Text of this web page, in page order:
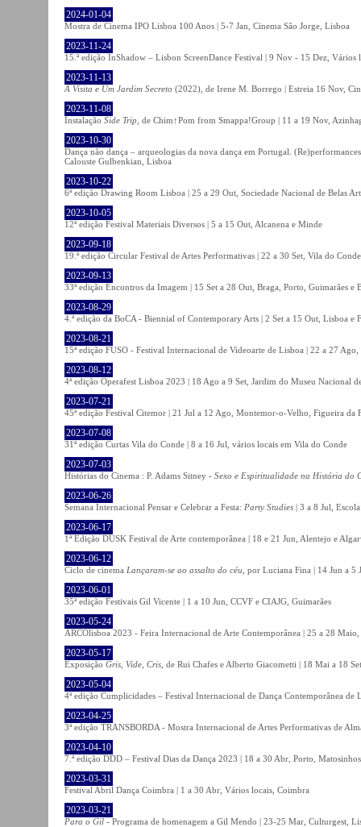
2024-01-04
Mostra de Cinema IPO Lisboa 100 Anos | 5-7 Jan, Cinema São Jorge, Lisboa
2023-11-24
15.ª edição InShadow – Lisbon ScreenDance Festival | 9 Nov - 15 Dez, Vários
2023-11-13
A Visita e Um Jardim Secreto (2022), de Irene M. Borrego | Estreia 16 Nov,
2023-11-08
Instalação Side Trip , de Chim↑Pom from Smappa!Group | 11 a 19 Nov,
2023-10-30
Dança não dança – arqueologias da nova dança em Portugal.
Calouste Gulbenkian, Lisboa
2023-10-22
6ª edição Drawing Room Lisboa | 25 a 29 Out, Sociedade Nacional de Belas
2023-10-05
12ª edição Festival Materiais Diversos | 5 a 15 Out, Alcanena e Minde
2023-09-18
19.ª edição Circular Festival de Artes Performativas | 22 a 30 Set, Vila do Conde
2023-09-13
33ª edição Encontros da Imagem | 15 Set a 28 Out, Braga, Porto, Guimarães e
2023-08-29
4.ª edição da BoCA - Biennial of Contemporary Arts | 2 Set a 15 Out, Lisboa e
2023-08-21
15ª edição FUSO - Festival Internacional de Videoarte de Lisboa | 22 a 27
2023-08-12
4ª edição Operafest Lisboa 2023 | 18 Ago a 9 Set, Jardim do Museu Nacional
2023-07-21
45ª edição Festival Citemor | 21 Jul a 12 Ago, Montemor-o-Velho, Figueira da
2023-07-08
31ª edição Curtas Vila do Conde | 8 a 16 Jul, vários locais em Vila do Conde
2023-07-03
Histórias do Cinema : P. Adams Sitney - Sexo e Espiritualidade na História do
2023-06-26
Semana Internacional Pensar e Celebrar a Festa: Party Studies | 3 a 8 Jul,
2023-06-17
1ª Edição DUSK Festival de Arte contemporânea | 18 e 21 Jun, Alentejo e
2023-06-12
Ciclo de cinema Lançaram-se ao assalto do céu , por Luciana Fina | 14 Jun a 5
2023-06-01
35ª edição Festivais Gil Vicente | 1 a 10 Jun, CCVF e CIAJG, Guimarães
2023-05-24
ARCOlisboa 2023 - Feira Internacional de Arte Contemporânea | 25 a 28
2023-05-17
Exposição Gris, Vide, Cris , de Rui Chafes e Alberto Giacometti | 18 Mai a 18
2023-05-04
4ª edição Cumplicidades – Festival Internacional de Dança Contemporânea
2023-04-25
3ª edição TRANSBORDA - Mostra Internacional de Artes Performativas de
2023-04-10
7.ª edição DDD – Festival Dias da Dança 2023 | 18 a 30 Abr, Porto,
2023-03-31
Festival Abril Dança Coimbra | 1 a 30 Abr, Vários locais, Coimbra
2023-03-21
Para o Gil - Programa de homenagem a Gil Mendo | 23-25 Mar, Culturgest,